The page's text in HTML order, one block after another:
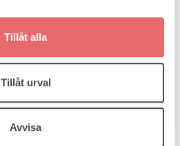
Tillåt alla
Tillåt urval
Avvisa